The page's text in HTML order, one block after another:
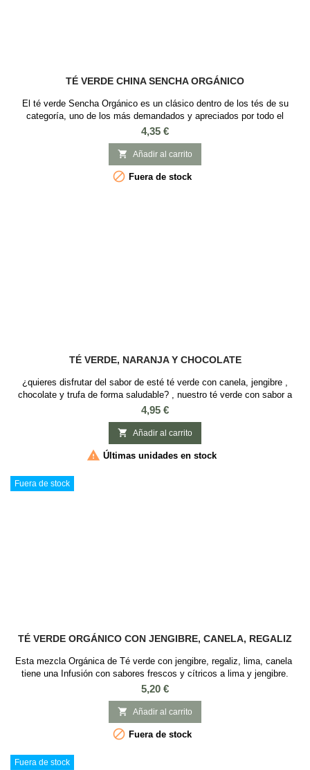
TÉ VERDE CHINA SENCHA ORGÁNICO
El té verde Sencha Orgánico es un clásico dentro de los tés de su
categoría, uno de los más demandados y apreciados por todo el
mundo. Le hemos dado un giro a la historia y hemos traído este Sencha
orgánico de origen chino, elaborado eso sí, con el método de túneles de
vapor empleado en Japón. Un té verde fresco, equilibrado y a un precio
excelente. Te...
Precio
4,35 €
 Añadir al carrito
 Fuera de stock
TÉ VERDE, NARANJA Y CHOCOLATE
¿quieres disfrutar del sabor de esté té verde con canela, jengibre ,
chocolate y trufa de forma saludable? , nuestro té verde con sabor a
chocolate, naranja y trufa te dejará pecar sin remordimientos. SABOR:
Chocolate, Naranja y Trufa INGREDIENTES: Té verde, pétalos (girasol,
naranja), granos de cacao , cáscaras de cítricos, trozos de manzana.-
Precio
4,95 €
 Añadir al carrito
 Últimas unidades en stock
Fuera de stock
TÉ VERDE ORGÁNICO CON JENGIBRE, CANELA, REGALIZ
Esta mezcla Orgánica de Té verde con jengibre, regaliz, lima, canela
tiene una Infusión con sabores frescos y cítricos a lima y jengibre.
Tiene propiedades digestivas y saciantes. Ideal para tomar frio en
verano Sabor: Lima y JengibreIngredientes: Té verde, jengibre, canela,
lima, regaliz, zanahoria, aroma natural y cáscaras de cítricos. Todos
los...
Precio
5,20 €
 Añadir al carrito
 Fuera de stock
Fuera de stock